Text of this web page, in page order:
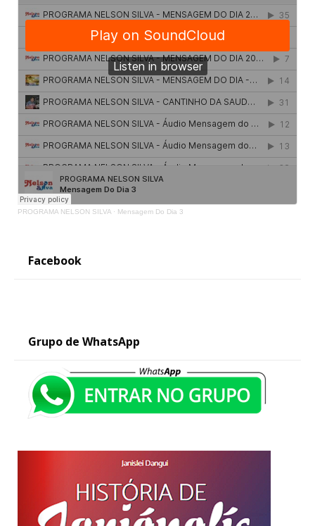
PROGRAMA NELSON SILVA · Mensagem Do Dia 3
Facebook
Grupo de WhatsApp